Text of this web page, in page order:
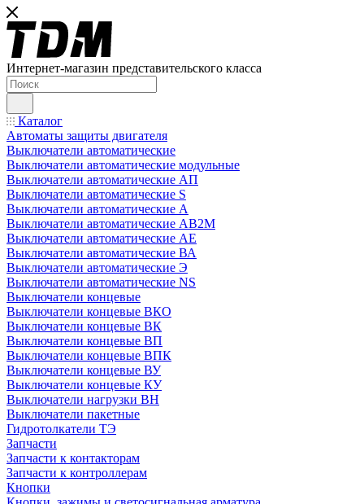
Интернет-магазин представительского класса
Каталог
Автоматы защиты двигателя
Выключатели автоматические
Выключатели автоматические модульные
Выключатели автоматические АП
Выключатели автоматические S
Выключатели автоматические А
Выключатели автоматические АВ2М
Выключатели автоматические АЕ
Выключатели автоматические ВА
Выключатели автоматические Э
Выключатели автоматические NS
Выключатели концевые
Выключатели концевые ВКО
Выключатели концевые ВК
Выключатели концевые ВП
Выключатели концевые ВПК
Выключатели концевые ВУ
Выключатели концевые КУ
Выключатели нагрузки ВН
Выключатели пакетные
Гидротолкатели ТЭ
Запчасти
Запчасти к контакторам
Запчасти к контроллерам
Кнопки